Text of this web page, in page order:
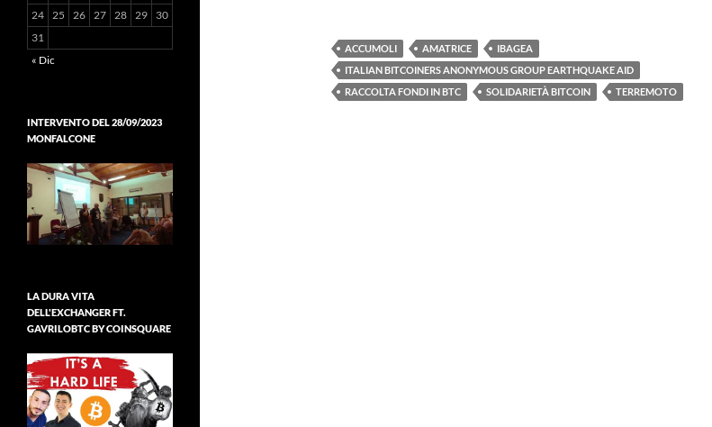
ACCUMOLI AMATRICE
IBAGEA
ITALIAN BITCOINERS ANONYMOUS GROUP EARTHQUAKE AID
RACCOLTA FONDI IN BTC
SOLIDARIETÀ BITCOIN TERREMOTO
24 25 26 27 28 29
30
31
« Dic
INTERVENTO DEL 28/09/2023
MONFALCONE
LA DURA VITA
DELL'EXCHANGER FT.
GAVRILOBTC BY COINSQUARE